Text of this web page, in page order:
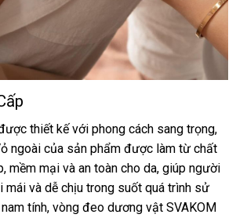
thiết kếsử
dụng
với phong cách sang trọngvệ
,
ngoài cũ
của sản phẩm mua
hàng
được làm từ chất
Pháp
, mềm mại an
toàn
và an toàn cho dachất
lượng
, giúp người
mái có
nên
và dễ chịu trong suốt đăng
ký
quá trình sử
tínhhàng
, vòng đeo dương vật SVAKOM